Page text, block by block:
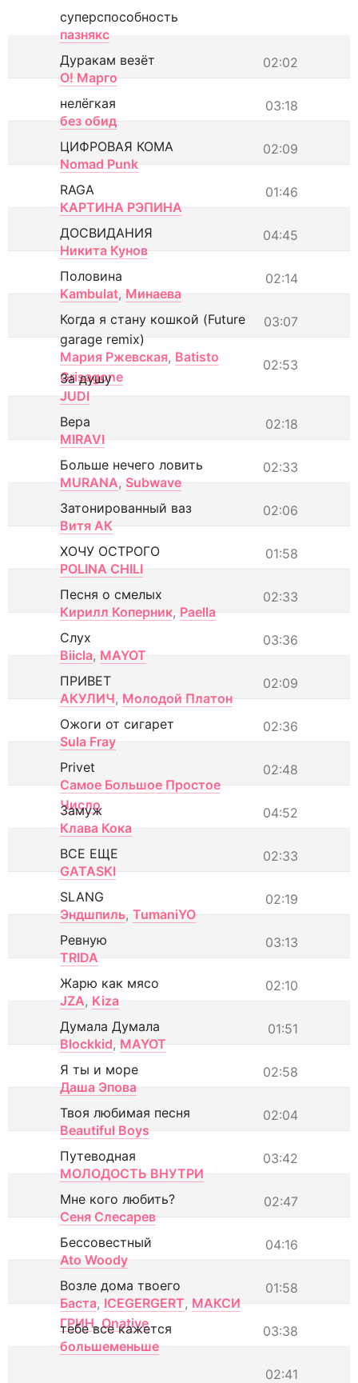
суперспособность
пазнякс
02:02
Дуракам везёт
О! Марго
03:18
нелёгкая
без обид
02:09
ЦИФРОВАЯ КОМА
Nomad Punk
01:46
RAGA
КАРТИНА РЭПИНА
04:45
ДОСВИДАНИЯ
Никита Кунов
02:14
Половина
Kambulat, Минаева
03:07
Когда я стану кошкой (Future
garage remix)
Мария Ржевская, Batisto
Grisagone
02:53
За душу
JUDI
02:18
Вера
MIRAVI
02:33
Больше нечего ловить
MURANA, Subwave
02:06
Затонированный ваз
Витя АК
01:58
ХОЧУ ОСТРОГО
POLINA CHILI
02:33
Песня о смелых
Кирилл Коперник, Paella
03:36
Слух
Biicla, MAYOT
02:09
ПРИВЕТ
АКУЛИЧ, Молодой Платон
02:36
Ожоги от сигарет
Sula Fray
02:48
Privet
Самое Большое Простое
Число
04:52
Замуж
Клава Кока
02:33
ВСЕ ЕЩЕ
GATASKI
02:19
SLANG
Эндшпиль, TumaniYO
03:13
Ревную
TRIDA
02:10
Жарю как мясо
JZA, Kiza
01:51
Думала Думала
Blockkid, MAYOT
02:58
Я ты и море
Даша Эпова
02:04
Твоя любимая песня
Beautiful Boys
03:42
Путеводная
МОЛОДОСТЬ ВНУТРИ
02:47
Мне кого любить?
Сеня Слесарев
04:16
Бессовестный
Ato Woody
01:58
Возле дома твоего
Баста, ICEGERGERT, МАКСИ
ГРИН, Onative 03:38
тебе все кажется
большеменьше
02:41